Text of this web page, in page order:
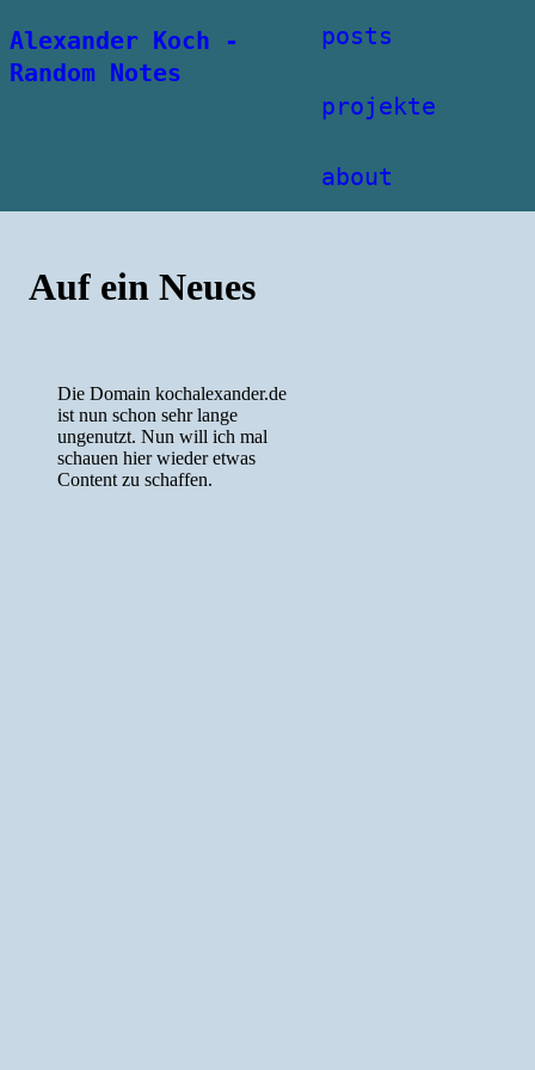
Alexander Koch -
Random Notes
posts
projekte
about
Auf ein Neues
Die Domain kochalexander.de
ist nun schon sehr lange
ungenutzt. Nun will ich mal
schauen hier wieder etwas
Content zu schaffen.